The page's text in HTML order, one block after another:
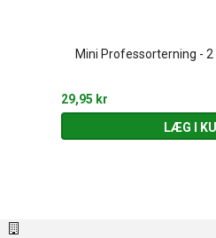
Mini Professorterning -
29,95 kr
LÆG I